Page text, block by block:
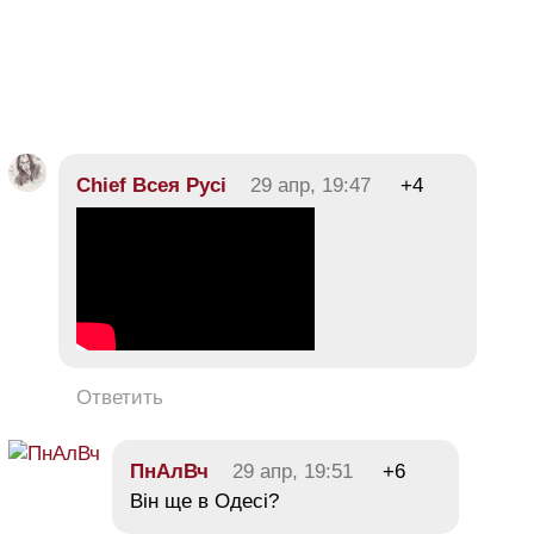
Chief Всея Русі 29 апр, 19:47 +4
Ответить
ПнАлВч 29 апр, 19:51
+6
Він ще в Одесі?